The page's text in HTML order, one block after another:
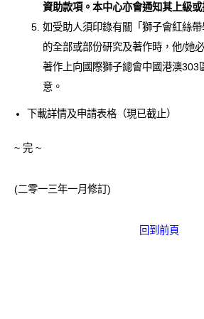
資助款項。本中心亦會通知其上級或
如受助人須印錄有關「獅子會紅絲
的全部或部份研究及著作時，他/她
著作上向國際獅子總會中國港澳303
意。
下載詳情及申請表格（現已截止）
~ 完 ~
(二零一三年一月修訂)
回到前頁